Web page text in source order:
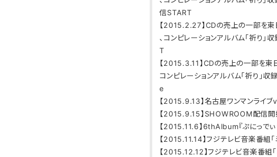
信START
【2015.2.27】CDの売上の一部を
、コンピレーションアルバム「祈り」
T
【2015.3.11】CDの売上の一部を東
コンピレーションアルバム「祈り」
e
【2015.9.13】名古屋ワンマンライ
【2015.9.15】SHOWROOM配信開
【2015.11.6】6thAlbum『ぷにっで
【2015.11.14】フジテレビ音楽番組「
【2015.12.12】フジテレビ音楽番組